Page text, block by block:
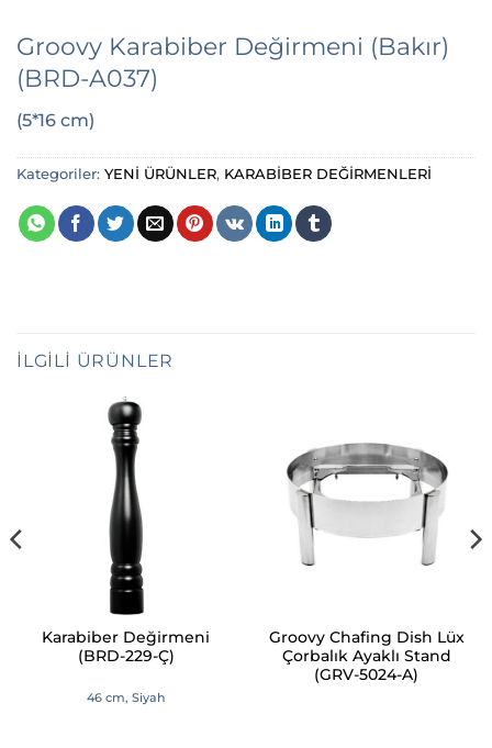
Groovy Karabiber Değirmeni (Bakır)
(BRD-A037)
(5*16 cm)
Kategoriler: YENİ ÜRÜNLER, KARABİBER DEĞİRMENLERİ
İLGILI ÜRÜNLER
Karabiber Değirmeni
(BRD-229-Ç)
46 cm, Siyah
Groovy Chafing Dish Lüx
Çorbalık Ayaklı Stand
(GRV-5024-A)